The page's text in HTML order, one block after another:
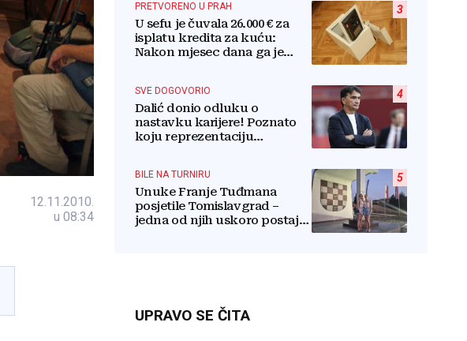
12.11.2010.
u 08:34
3
PRETVORENO U PRAH
U sefu je čuvala 26.000 € za
isplatu kredita za kuću:
Nakon mjesec dana ga je
4
SVE DOGOVORIO
Dalić donio odluku o
nastavku karijere! Poznato
koju reprezentaciju
5
BILE NA TURNIRU
Unuke Franje Tuđmana
posjetile Tomislavgrad –
jedna od njih uskoro postaje
UPRAVO SE ČITA